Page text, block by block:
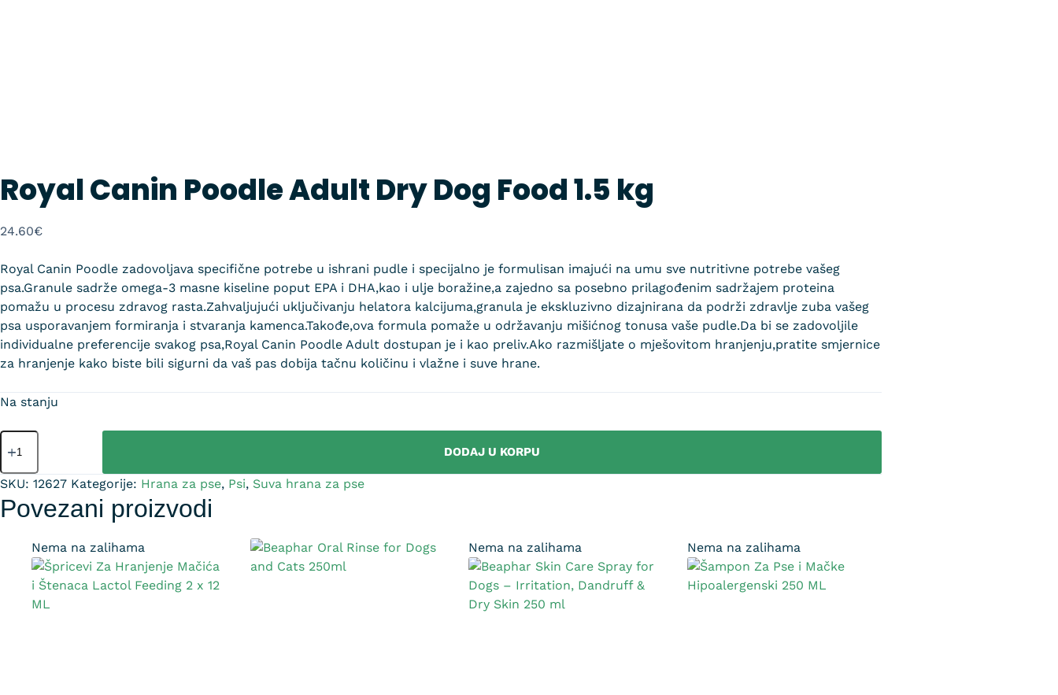
Royal Canin Poodle Adult Dry Dog Food 1.5 kg
24.60€
Royal Canin Poodle zadovoljava specifične potrebe u ishrani pudle i specijalno je formulisan imajući na umu sve nutritivne potrebe vašeg
psa.Granule sadrže omega-3 masne kiseline poput EPA i DHA,kao i ulje boražine,a zajedno sa posebno prilagođenim sadržajem proteina
pomažu u procesu zdravog rasta.Zahvaljujući uključivanju helatora kalcijuma,granula je ekskluzivno dizajnirana da podrži zdravlje zuba vašeg
psa usporavanjem formiranja i stvaranja kamenca.Takođe,ova formula pomaže u održavanju mišićnog tonusa vaše pudle.Da bi se zadovoljile
individualne preferencije svakog psa,Royal Canin Poodle Adult dostupan je i kao preliv.Ako razmišljate o mješovitom hranjenju,pratite smjernice
za hranjenje kako biste bili sigurni da vaš pas dobija tačnu količinu i vlažne i suve hrane.
Na stanju
DODAJ U KORPU
SKU: 12627 Kategorije: Hrana za pse, Psi, Suva hrana za pse
Povezani proizvodi
Nema na zalihama Nema na zalihama Nema na zalihama